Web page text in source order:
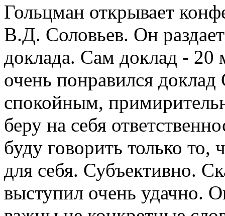
Гольцман открывает
В.Д. Соловьев. Он
доклада. Сам доклад - 20
очень понравился
спокойным,
беру на себя
буду говорить только то,
для себя. Субъективно.
выступил очень удачно.